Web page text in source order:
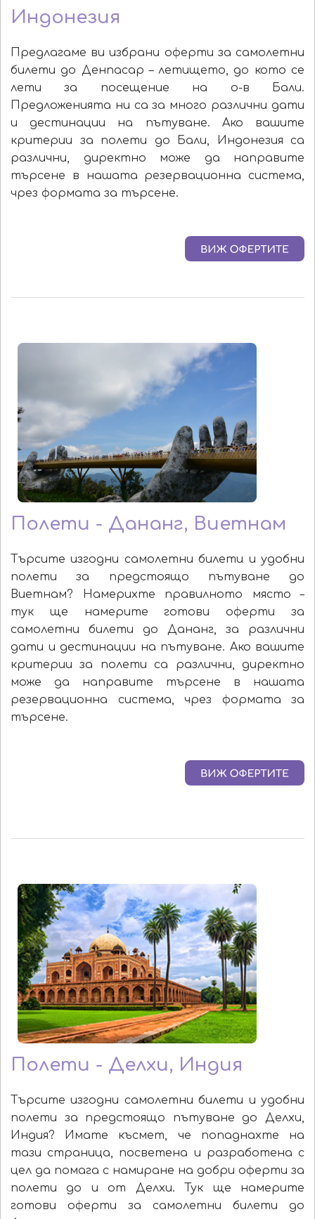
Индонезия
Предлагаме ви избрани оферти за самолетни
билети до Денпасар – летището, до кото се
лети за посещение на о-в Бали.
Предложенията ни са за много различни дати
и дестинации на пътуване. Ако вашите
критерии за полети до Бали, Индонезия са
различни, директно може да направите
търсене в нашата резервационна система,
чрез формата за търсене.
Полети - Дананг, Виетнам
Търсите изгодни самолетни билети и удобни
полети за предстоящо пътуване до
Виетнам? Намерихте правилното място –
тук ще намерите готови оферти за
самолетни билети до Дананг, за различни
дати и дестинации на пътуване. Ако вашите
критерии за полети са различни, директно
може да направите търсене в нашата
резервационна система, чрез формата за
търсене.
Полети - Делхи, Индия
Търсите изгодни самолетни билети и удобни
полети за предстоящо пътуване до Делхи,
Индия? Имате късмет, че попаднахте на
тази страница, посветена и разработена с
цел да помага с намиране на добри оферти за
полети до и от Делхи. Тук ще намерите
готови оферти за самолетни билети до